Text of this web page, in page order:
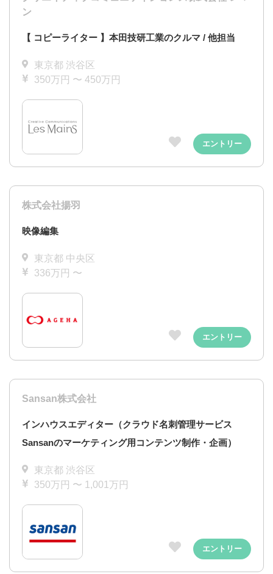
ン
【 コピーライター 】本田技研工業のクルマ / 他担当
東京都 渋谷区
350万円 〜 450万円
エントリー
株式会社揚羽
映像編集
東京都 中央区
336万円 〜
エントリー
Sansan株式会社
インハウスエディター（クラウド名刺管理サービス
Sansanのマーケティング用コンテンツ制作・企画）
東京都 渋谷区
350万円 〜 1,001万円
エントリー